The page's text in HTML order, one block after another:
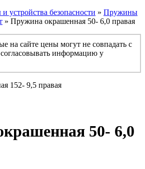
устройства безопасности » Пружины
» Пружина окрашенная 50- 6,0 правая
на сайте цены могут не совпадать с
информацию у
50- 6,0